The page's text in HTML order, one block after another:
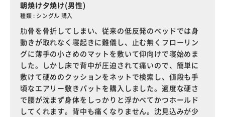
朝焼け夕焼け(男性)
種類 : シングル 購入
肋骨を骨折してしまい、従来の低反発のベッドでは身
動きが取れなく寝起きに難儀し、止む無くフローリン
グに薄手の小さめのマットを敷いて仰向けで寝始めま
した。しかし床で背中が圧迫されて痛いので、簡単に
敷けて硬めのクッションをネットで検索し、値段も手
頃なエアリー敷きパットを購入しました。適度な硬さ
で腰が沈まず身体をしっかりと浮かべてかつホールド
してくれます。背中も痛くなりません。沈見込みが少